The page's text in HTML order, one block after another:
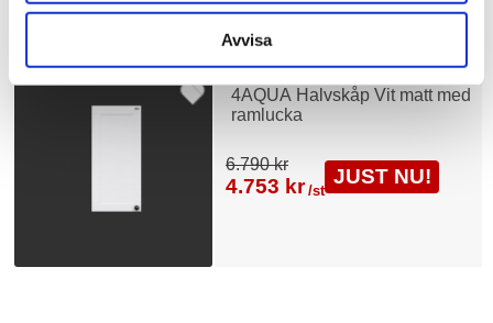
Avvisa
Liknande produkter
4AQUA Halvskåp Vit matt med
ramlucka
6.790 kr
4.753 kr /st
JUST NU!